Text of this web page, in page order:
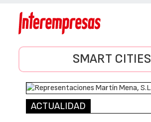
SMART CITIES
ACTUALIDAD